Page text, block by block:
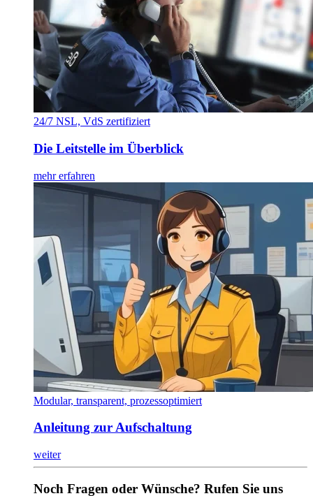
24/7 NSL, VdS zertifiziert
Die Leitstelle im Überblick
mehr erfahren
Modular, transparent, prozessoptimiert
Anleitung zur Aufschaltung
weiter
Noch Fragen oder Wünsche? Rufen Sie uns